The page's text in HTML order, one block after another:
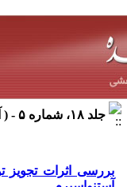
جلد ۱۸، شماره ۵ - ( آذر و دی ۱۳۹۲ ۱۳۹۲ )